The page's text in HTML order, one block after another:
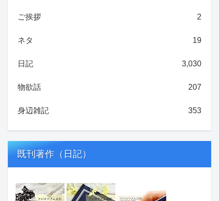
ご挨拶 2
ネタ 19
日記 3,030
物欲話 207
身辺雑記 353
既刊著作（日記）